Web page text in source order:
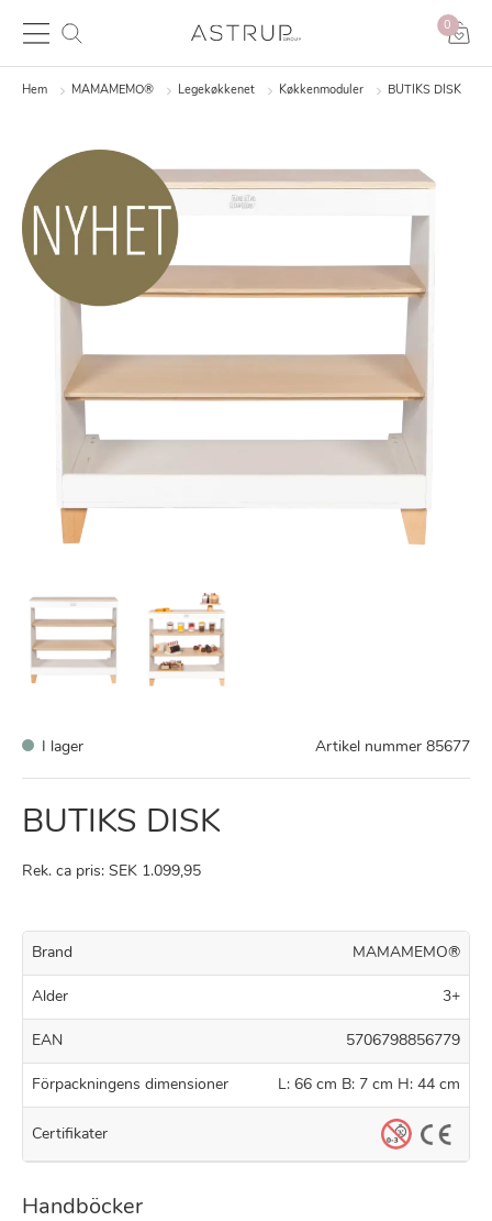
0
Hem MAMAMEMO® Legekøkkenet Køkkenmoduler BUTIKS DISK
I lager Artikel nummer 85677
BUTIKS DISK
Rek. ca pris: SEK 1.099,95
Brand MAMAMEMO®
Alder 3+
EAN 5706798856779
Förpackningens dimensioner L: 66 cm B: 7 cm H: 44 cm
Certifikater
Handböcker